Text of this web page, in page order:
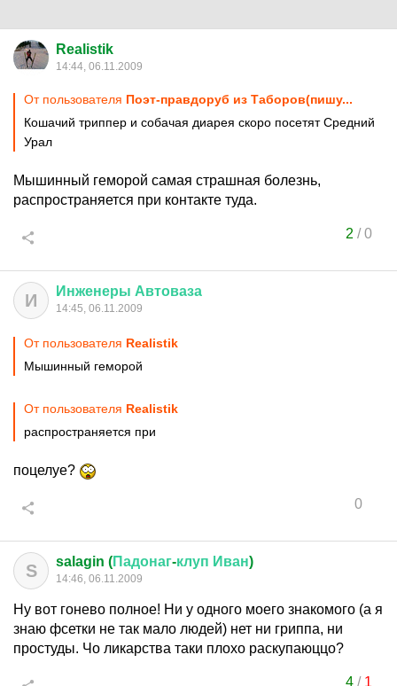
Realistik
14:44, 06.11.2009
От пользователя Поэт-правдоруб из Таборов(пишу...
Кошачий триппер и собачая диарея скоро посетят Средний
Урал
Мышинный геморой самая страшная болезнь,
распространяется при контакте туда.
2 /0
И Инженеры Автоваза
14:45, 06.11.2009
От пользователя Realistik
Мышинный геморой
От пользователя Realistik
распространяется при
поцелуе?
0
S salagin (Падонаг-клуп Иван)
14:46, 06.11.2009
Ну вот гонево полное! Ни у одного моего знакомого (а я
знаю фсетки не так мало людей) нет ни гриппа, ни
простуды. Чо ликарства таки плохо раскупаюццо?
4/ 1